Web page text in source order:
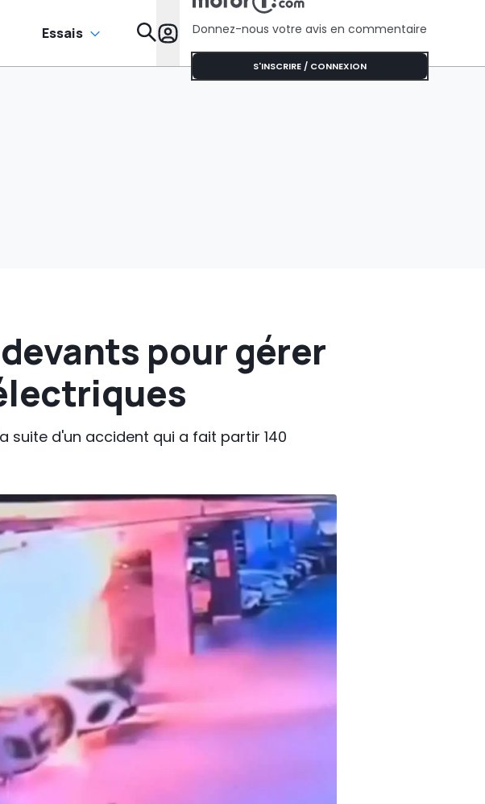
Essais Donnez-nous votre avis en commentaire
S'INSCRIRE / CONNEXION
pour gérer
suite d'un accident qui a fait partir 140
électriques
mondiales